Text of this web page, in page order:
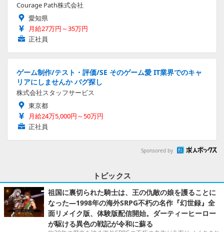
Courage Path株式会社
愛知県
月給27万円～35万円
正社員
ゲーム制作/テスト・評価/SE そのゲーム愛 IT業界でのキャ
リアにしませんか バグ探し
株式会社スタッフサービス
東京都
月給24万5,000円～50万円
正社員
Sponsored by
トピックス
祖国に裏切られた騎士は、王の仇敵の娘を護ることに
なった―1998年の海外SRPG不朽の名作『幻世録』全
面リメイク版、体験版配信開始。ダーティーヒーロー
が駆ける異色の戦記が令和に蘇る